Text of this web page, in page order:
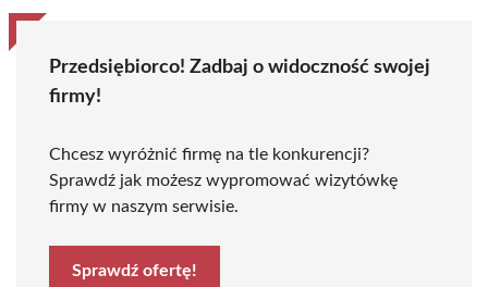
Przedsiębiorco! Zadbaj o widoczność swojej
firmy!
Chcesz wyróżnić firmę na tle konkurencji?
Sprawdź jak możesz wypromować wizytówkę
firmy w naszym serwisie.
Sprawdź ofertę!